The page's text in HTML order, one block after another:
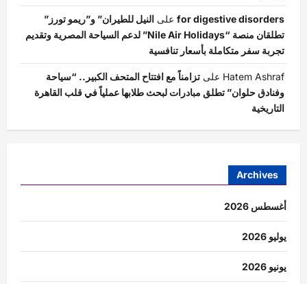
for digestive disorders على النيل للطيران” و”ريمو تورز”
تطلقان منصة “Nile Air Holidays” لدعم السياحة المصرية وتقديم
تجربة سفر متكاملة بأسعار تنافسية
Hatem Ashraf على تزامناً مع افتتاح المتحف الكبير.. “سياحة
وفنادق حلوان” تطلق مبادرات لبحث طلابها عملياً في قلب القاهرة
التاريخية
Archives
أغسطس 2026
يوليو 2026
يونيو 2026